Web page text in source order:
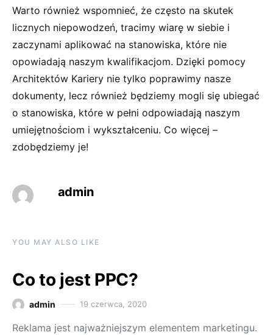
Warto również wspomnieć, że często na skutek
licznych niepowodzeń, tracimy wiarę w siebie i
zaczynami aplikować na stanowiska, które nie
opowiadają naszym kwalifikacjom. Dzięki pomocy
Architektów Kariery nie tylko poprawimy nasze
dokumenty, lecz również będziemy mogli się ubiegać
o stanowiska, które w pełni odpowiadają naszym
umiejętnościom i wykształceniu. Co więcej –
zdobędziemy je!
admin
YOU MAY ALSO LIKE
Co to jest PPC?
admin 19 czerwca, 2020
Reklama jest najważniejszym elementem marketingu.